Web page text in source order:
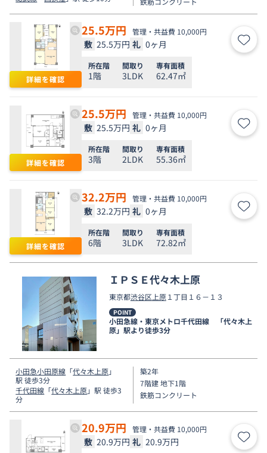
詳細を確認
25.5万円 管理・共益費 10,000円
敷 25.5万円 礼 0ヶ月 お気
所在階
1階
間取り
3LDK
専有面積
62.47㎡
詳細を確認
25.5万円 管理・共益費 10,000円
敷 25.5万円 礼 0ヶ月 お気
所在階
3階
間取り
2LDK
専有面積
55.36㎡
詳細を確認
32.2万円 管理・共益費 10,000円
敷 32.2万円 礼 0ヶ月 お気
所在階
6階
間取り
3LDK
専有面積
72.82㎡
ＩＰＳＥ代々木上原
東京都渋谷区 上原１丁目１６－１３
POINT
小田急線・東京メトロ千代田線 「代々木上
原」駅より徒歩3分
小田急小田原線 「代々木上原」
駅 徒歩3分
千代田線 「代々木上原」駅 徒歩3
分
築2年
7階建 地下1階
鉄筋コンクリート
20.9万円 管理・共益費 10,000円
敷 20.9万円 礼 20.9万円 お気